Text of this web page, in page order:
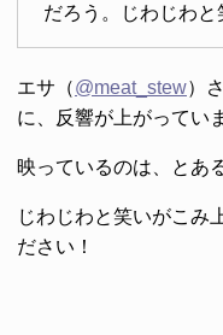
だろう。じわじわと
エサ（@meat_stew）
に、反響が上がってい
映っているのは、とあ
じわじわと笑いがこみ
ださい！